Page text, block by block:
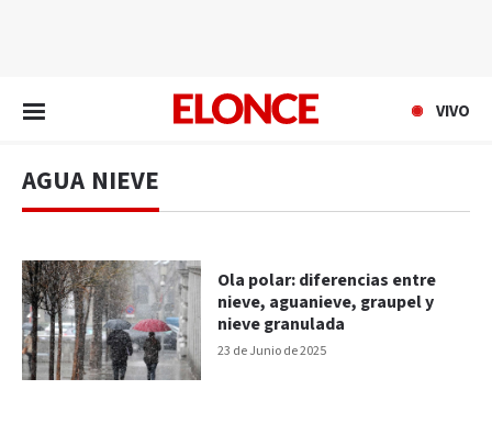
VIVO
AGUA NIEVE
23 de Junio de 2025
Ola polar: diferencias entre
nieve, aguanieve, graupel y
nieve granulada